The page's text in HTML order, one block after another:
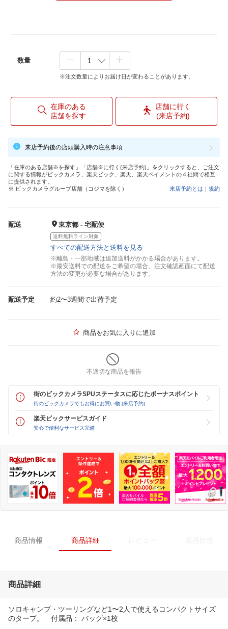
数量
※注文数量によりお届け日が変わることがあります。
在庫のある
店舗を探す
店舗に行く
(来店予約)
来店予約後の店頭購入時の注意事項
「在庫のある店舗※を探す」「店舗※に行く(来店予約)」をクリックすると、ご注文
に関する情報がビックカメラ、楽天ビック、楽天、楽天ペイメントの４社間で相互
に提供されます。
※ ビックカメラグループ店舗（コジマを除く）
来店予約とは ｜ 規約
配送 東京都 - 宅配便
送料無料ライン対象
すべての配送方法と送料を見る
※離島・一部地域は追加送料がかかる場合があります。
※最安送料での配送をご希望の場合、注文確認画面にて配送
方法の変更が必要な場合があります。
配送予定 約2〜3週間で出荷予定
商品をお気に入りに追加
不適切な商品を報告
街のビックカメラSPUステータスに応じたボーナスポイント
街のビックカメラでもお得にお買い物 (来店予約)
楽天ビックサービスガイド
安心で便利なサービス完備
商品情報 商品詳細
商品詳細
ソロキャンプ・ツーリングなど1〜2人で使えるコンパクトサイズ
のタープ。 付属品： バッグ×1枚